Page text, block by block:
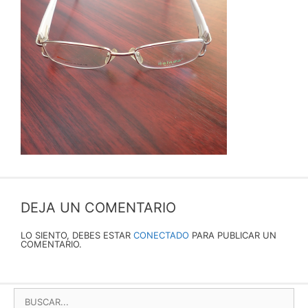
DEJA UN COMENTARIO
LO SIENTO, DEBES ESTAR CONECTADO PARA PUBLICAR UN
COMENTARIO.
BUSCAR: